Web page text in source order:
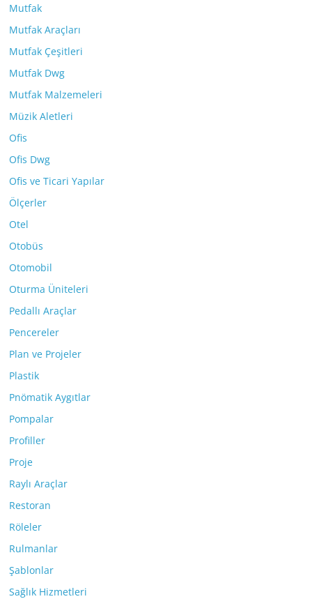
Mutfak
Mutfak Araçları
Mutfak Çeşitleri
Mutfak Dwg
Mutfak Malzemeleri
Müzik Aletleri
Ofis
Ofis Dwg
Ofis ve Ticari Yapılar
Ölçerler
Otel
Otobüs
Otomobil
Oturma Üniteleri
Pedallı Araçlar
Pencereler
Plan ve Projeler
Plastik
Pnömatik Aygıtlar
Pompalar
Profiller
Proje
Raylı Araçlar
Restoran
Röleler
Rulmanlar
Şablonlar
Sağlık Hizmetleri